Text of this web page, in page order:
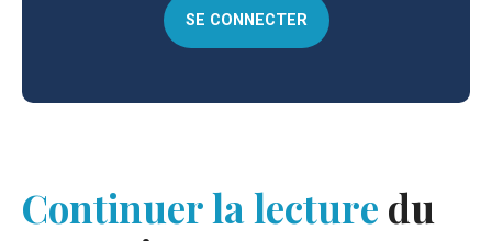
SE CONNECTER
Continuer la lecture du